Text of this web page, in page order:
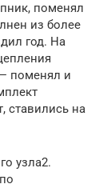
поменял
из более
год. На
поменял и
ставились на
узла2.